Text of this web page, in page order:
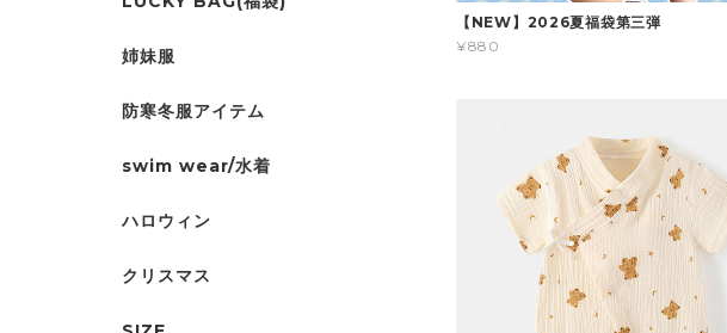
【NEW】2026夏福袋第三弾
¥880
姉妹服
防寒冬服アイテム
swim wear/水着
ハロウィン
クリスマス